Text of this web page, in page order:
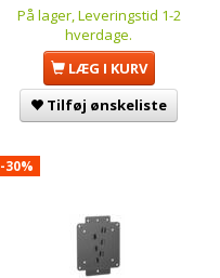
På lager, Leveringstid 1-2
hverdage.
LÆG I KURV
Tilføj ønskeliste
-30%